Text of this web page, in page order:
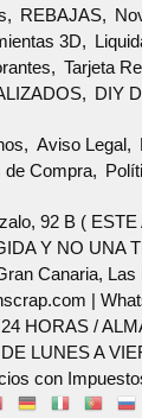
REBAJAS
3D
Tarjeta
DIY
Aviso Legal
de Compra
92 B (
Y NO UNA
Canaria,
|
HORAS /
LUNES A
con